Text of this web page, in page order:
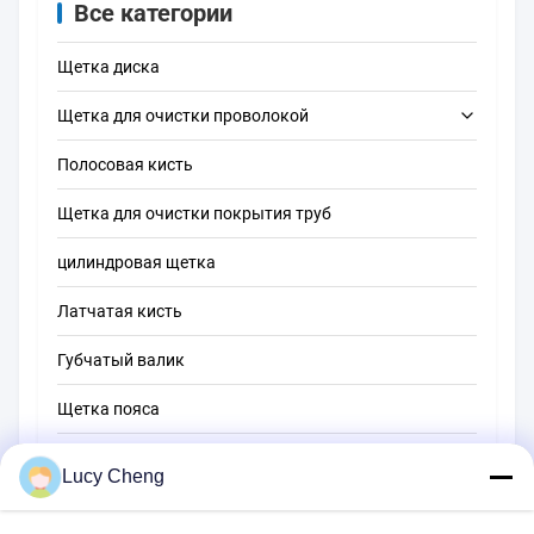
порта, не царапины
анти-искры
небольшие
отверстия щетка
Все категории
Щетка диска
Щетка для очистки проволокой
щетка чистки трубки
щетка чистки соломы
Полосовая кисть
Щетка для очистки покрытия труб
цилиндровая щетка
Латчатая кисть
Губчатый валик
Щетка пояса
Щетка
Lucy Cheng